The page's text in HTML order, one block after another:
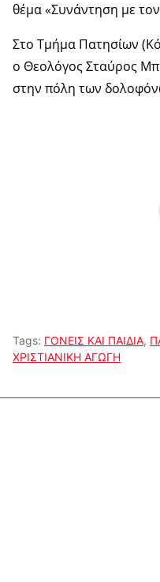
θέμα «Συνάντηση με
Στο Τμήμα Πατησίων
ο Θεολόγος Σταύρος
στην πόλη των
Tags: ΓΟΝΕΙΣ ΚΑΙ ΠΑΙΔΙΑ,
ΧΡΙΣΤΙΑΝΙΚΗ ΑΓΩΓΗ